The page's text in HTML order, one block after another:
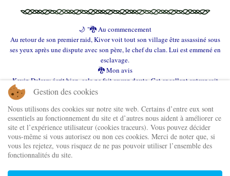
🌙 "🐉 Au commencement
Au retour de son premier raid, Kivor voit tout son village être assassiné sous
ses yeux après une dispute avec son père, le chef du clan. Lui est emmené en
esclavage.
🐉 Mon avis
Kevin Delavy écrit bien, cela ne fait aucun doute. Cet excellent auteur sait
animer son histoire de telle manière que, dans les pas de Kivor et d'Athénaïs,
Et, très vite, des questions se posent au lecteur :
Jusqu'où seriez-vous prêts à aller pour recouvrer la mémoire, savoir d'où vous
venez ?
Jusqu'où seriez-vous prêts à aller pour sauver les vôtres ? Cette réponse-là a
été plus facile à trouver. Je n'ai plus que mes enfants comme famille. Pour
Nos personnages principaux ont des failles, des blessures, des remords, des
Gestion des cookies
Nous utilisons des cookies sur notre site web. Certains d’entre eux sont
essentiels au fonctionnement du site et d’autres nous aident à améliorer ce
site et l’expérience utilisateur (cookies traceurs). Vous pouvez décider
vous-même si vous autorisez ou non ces cookies. Merci de noter que, si
vous les rejetez, vous risquez de ne pas pouvoir utiliser l’ensemble des
fonctionnalités du site.